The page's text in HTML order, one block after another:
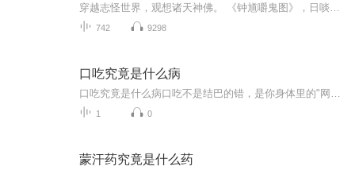
742 9298
口吃究竟是什么病
1 0
蒙汗药究竟是什么药